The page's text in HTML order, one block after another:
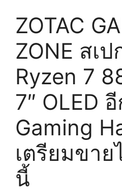
ZOTAC
ZONE สเป
Ryzen 7
7″ OLED
Gaming
เตรียมขาย
นี้